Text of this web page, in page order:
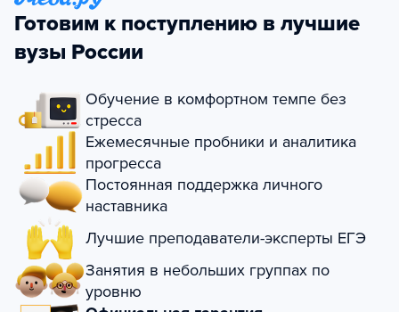
Готовим к поступлению в лучшие
вузы России
Обучение в комфортном темпе без
стресса
Ежемесячные пробники и аналитика
прогресса
Постоянная поддержка личного
наставника
Лучшие преподаватели-эксперты ЕГЭ
Занятия в небольших группах по
уровню